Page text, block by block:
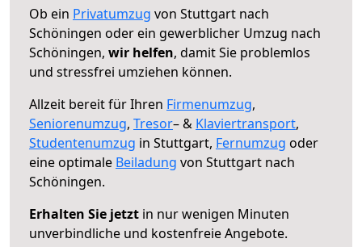
Ob ein Privatumzug von Stuttgart nach
Schöningen oder ein gewerblicher Umzug nach
Schöningen, wir helfen, damit Sie problemlos
und stressfrei umziehen können.
Allzeit bereit für Ihren Firmenumzug,
Seniorenumzug, Tresor– & Klaviertransport,
Studentenumzug in Stuttgart, Fernumzug oder
eine optimale Beiladung von Stuttgart nach
Schöningen.
Erhalten Sie jetzt in nur wenigen Minuten
unverbindliche und kostenfreie Angebote.